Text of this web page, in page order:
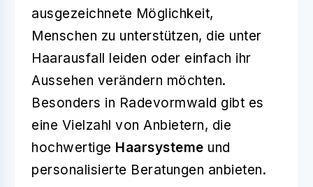
ausgezeichnete Möglichkeit,
Menschen zu unterstützen, die unter
Haarausfall leiden oder einfach ihr
Aussehen verändern möchten.
Besonders in Radevormwald gibt es
eine Vielzahl von Anbietern, die
hochwertige Haarsysteme und
personalisierte Beratungen anbieten.